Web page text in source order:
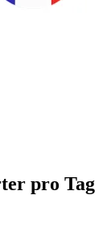
pro Tag